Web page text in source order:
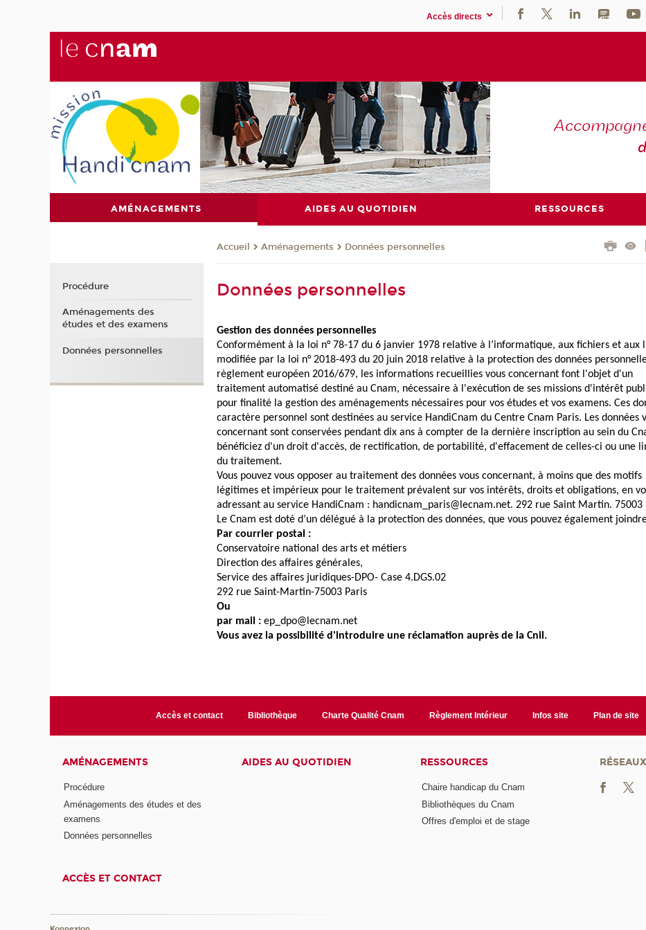
Accès directs
AMÉNAGEMENTS AIDES AU QUOTIDIEN RESSOURCES
Accueil Aménagements Données personnelles
Données personnelles
Gestion des données personnelles
Conformément à la loi n° 78-17 du 6 janvier 1978 relative à l’informatique, aux fichiers et aux
modifiée par la loi n° 2018-493 du 20 juin 2018 relative à la protection des données
règlement européen 2016/679, les informations recueillies vous concernant font l'objet d'un
traitement automatisé destiné au Cnam, nécessaire à l'exécution de ses missions d'intérêt
pour finalité la gestion des aménagements nécessaires pour vos études et vos examens. Ces
caractère personnel sont destinées au service HandiCnam du Centre Cnam Paris. Les données
concernant sont conservées pendant dix ans à compter de la dernière inscription au sein du
bénéficiez d'un droit d'accès, de rectification, de portabilité, d'effacement de celles-ci ou une
du traitement.
Vous pouvez vous opposer au traitement des données vous concernant, à moins que des motifs
légitimes et impérieux pour le traitement prévalent sur vos intérêts, droits et obligations, en
adressant au service HandiCnam : handicnam_paris@lecnam.net. 292 rue Saint Martin. 75003
Le Cnam est doté d’un délégué à la protection des données, que vous pouvez également
Par courrier postal :
Conservatoire national des arts et métiers
Direction des affaires générales,
Service des affaires juridiques-DPO- Case 4.DGS.02
292 rue Saint-Martin-75003 Paris
Ou
par mail : ep_dpo@lecnam.net
Vous avez la possibilité d'introduire une réclamation auprès de la Cnil.
Procédure
Aménagements des
études et des examens
Données personnelles
Accès et contact Bibliothèque Charte Qualité Cnam Règlement Intérieur Infos site Plan de site
AMÉNAGEMENTS
Procédure
Aménagements des études et des
examens
Données personnelles
AIDES AU QUOTIDIEN RESSOURCES
Chaire handicap du Cnam
Bibliothèques du Cnam
Offres d'emploi et de stage
ACCÈS ET CONTACT